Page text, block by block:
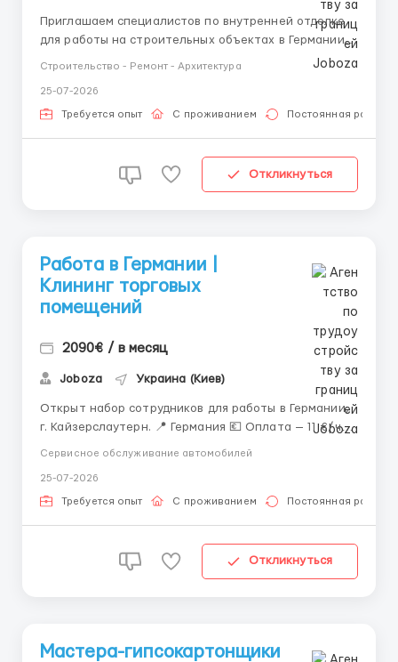
Приглашаем специалистов по внутренней отделке
для работы на строительных объектах в Германии,
среднем 220–240 часов в месяц 🚐 Предоставляется
транспорт 🛠️ Рабочий инструмен...
Строительство - Ремонт - Архитектура
25-07-2026
Требуется опыт С проживанием Постоянная работа
Откликнуться
Работа в Германии |
Клининг торговых
помещений
2090€ / в месяц
Joboza Украина (Киев)
Открыт набор сотрудников для работы в Германии,
г. Кайзерслаутерн. 📍 Германия 💶 Оплата — 11 €/час
🕒 Около 190 часов в месяц 💵 Возможен аванс 🏠
организует доставку до места работы Работа
выполняется в помещении и не зависит от погод...
Сервисное обслуживание автомобилей
25-07-2026
Требуется опыт С проживанием Постоянная работа
Откликнуться
Мастера-гипсокартонщики